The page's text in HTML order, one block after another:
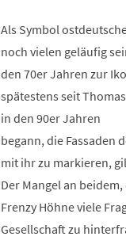
Als Symbol
noch vielen geläufig
den 70er Jahren zur
spätestens seit
in den 90er Jahren
begann, die Fassaden
mit ihr zu markieren,
Der Mangel an
Frenzy Höhne viele
Gesellschaft zu